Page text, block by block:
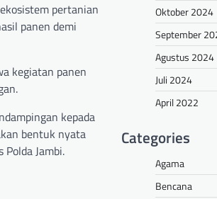
pertanian
panen demi
kegiatan panen
kepada
bentuk nyata
Jambi.
Oktober 2024
September
Agustus 2024
Juli 2024
April 2022
Categories
Agama
Bencana